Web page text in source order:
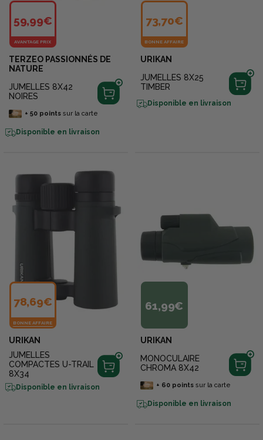
59,99€
AVANTAGE PRIX
TERZEO PASSIONNÉS DE
NATURE
JUMELLES 8X42
NOIRES
+ 50pointssur la carte
Disponible en livraison
73,70€
BONNE AFFAIRE
URIKAN
JUMELLES 8X25
TIMBER
Disponible en livraison
78,69€
BONNE AFFAIRE
URIKAN
JUMELLES
COMPACTES U-TRAIL
8X34
Disponible en livraison
61,99€
URIKAN
MONOCULAIRE
CHROMA 8X42
+ 60pointssur la carte
Disponible en livraison